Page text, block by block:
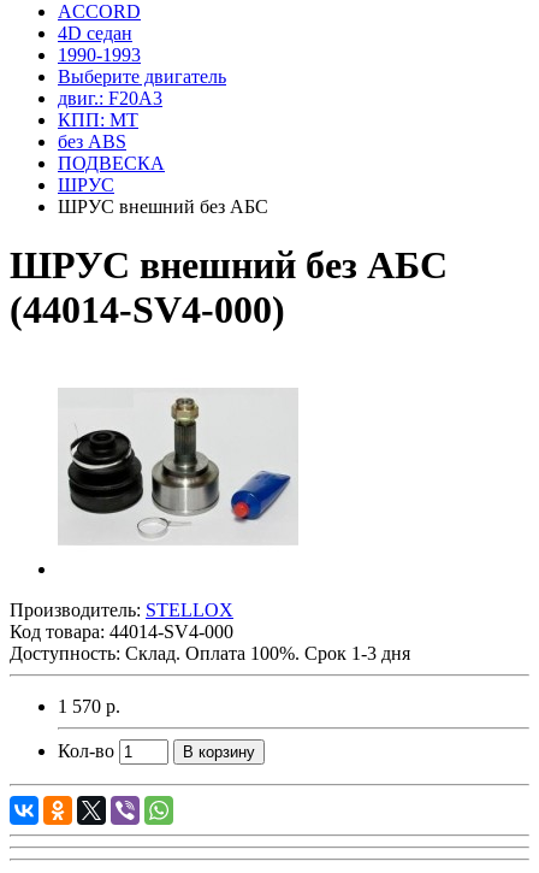
ACCORD
4D седан
1990-1993
Выберите двигатель
двиг.: F20A3
КПП: MT
без ABS
ПОДВЕСКА
ШРУС
ШРУС внешний без АБС
ШРУС внешний без АБС
(44014-SV4-000)
Производитель: STELLOX
Код товара: 44014-SV4-000
Доступность: Склад. Оплата 100%. Срок 1-3 дня
1 570 р.
Кол-во В корзину